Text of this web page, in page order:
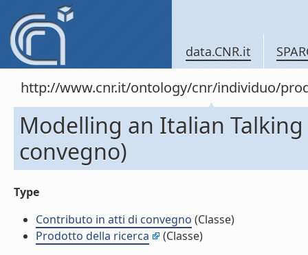
data.CNR.it
http://www.cnr.it/ontology/cnr/individuo/
Modelling an Italian
convegno)
Type
Contributo in atti di convegno (Classe)
Prodotto della ricerca
(Classe)